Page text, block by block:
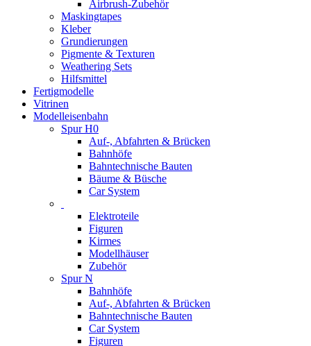
Airbrush-Zubehör
Maskingtapes
Kleber
Grundierungen
Pigmente & Texturen
Weathering Sets
Hilfsmittel
Fertigmodelle
Vitrinen
Modelleisenbahn
Spur H0
Auf-, Abfahrten & Brücken
Bahnhöfe
Bahntechnische Bauten
Bäume & Büsche
Car System
Elektroteile
Figuren
Kirmes
Modellhäuser
Zubehör
Spur N
Bahnhöfe
Auf-, Abfahrten & Brücken
Bahntechnische Bauten
Car System
Figuren